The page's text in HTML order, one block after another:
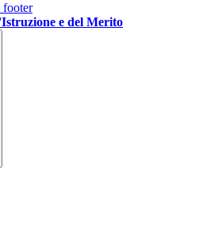
footer
e del Merito